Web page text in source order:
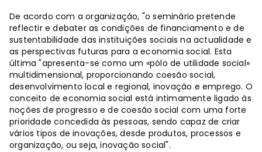
De acordo com a organização, "o seminário pretende
reflectir e debater as condições de financiamento e de
sustentabilidade das instituições sociais na actualidade e
as perspectivas futuras para a economia social. Esta
última "apresenta-se como um «pólo de utilidade social»
multidimensional, proporcionando coesão social,
desenvolvimento local e regional, inovação e emprego. O
conceito de economia social está intimamente ligado às
noções de progresso e de coesão social com uma forte
prioridade concedida às pessoas, sendo capaz de criar
vários tipos de inovações, desde produtos, processos e
organização, ou seja, inovação social".